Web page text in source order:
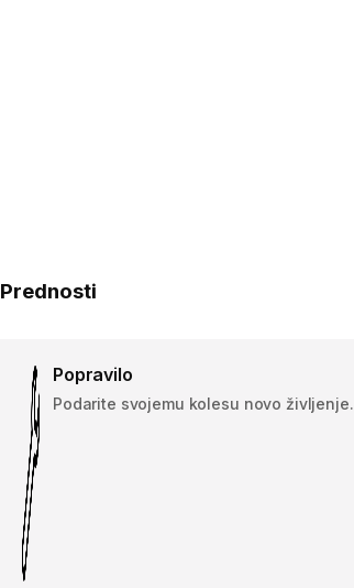
Prednosti
Popravilo
Podarite svojemu kolesu novo življenje.